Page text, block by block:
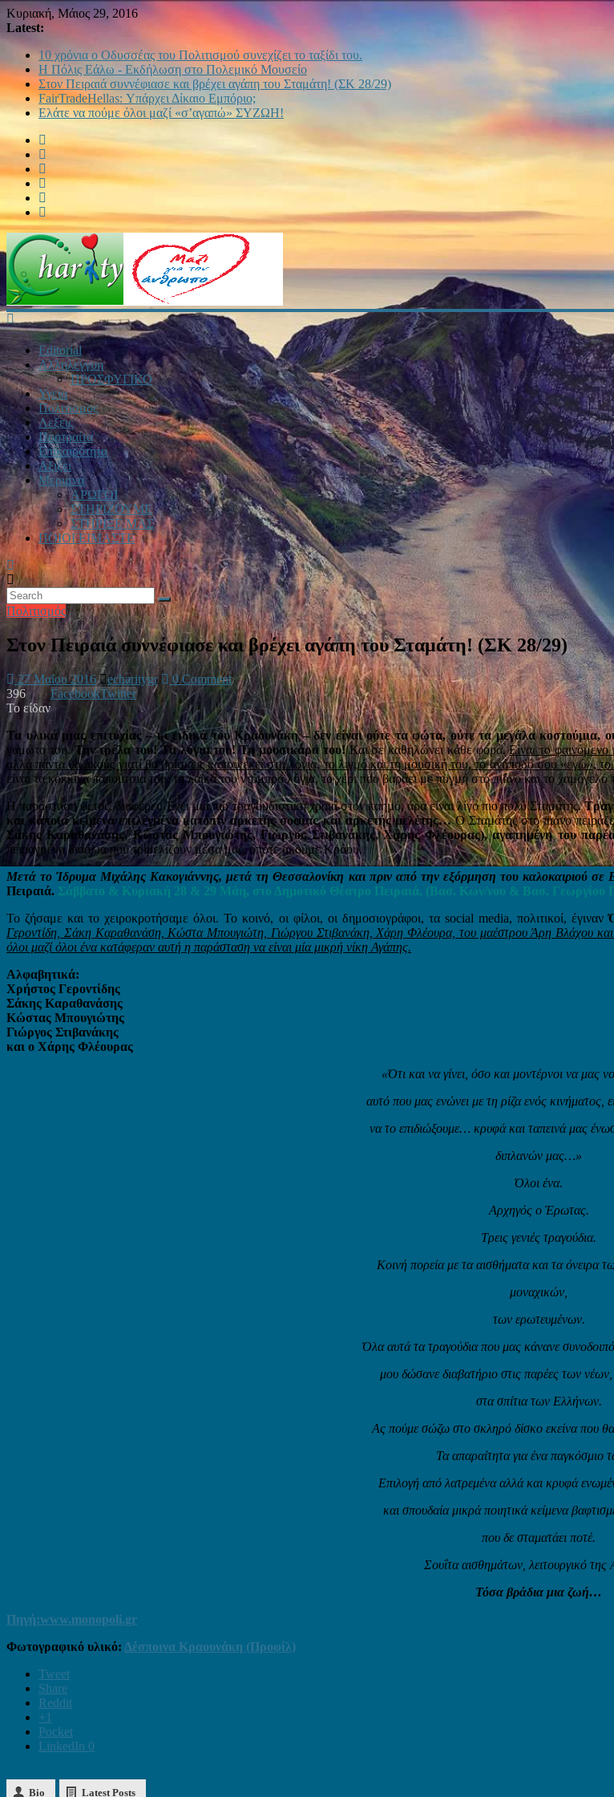
Κυριακή, Μάιος 29, 2016
Latest:
10 χρόνια ο Οδυσσέας του Πολιτισμού συνεχίζει το ταξίδι του.
Η Πόλις Εάλω - Εκδήλωση στο Πολεμικό Μουσείο
Στον Πειραιά συννέφιασε και βρέχει αγάπη του Σταμάτη! (ΣΚ 28/29)
FairTradeHellas: Υπάρχει Δίκαιο Εμπόριο;
Ελάτε να πούμε όλοι μαζί «σ’αγαπώ» ΣΥΖΩΗ!
Editorial
Αλληλεγγυη
ΠΡΟΣΦΥΓΙΚΟ
Υγεία
Πολιτισμος
Λεξεις
Πορτραίτα
Επικαιρότητα
Αξιζει
Μεριμνα
ΑΡΩΓΟΙ
ΣΤΗΡΙΖΟΥΜΕ
ΣΤΗΡΙΞΕ ΜΑΣ
ΠΟΙΟΙ ΕΙΜΑΣΤΕ
Πολιτισμός
Στον Πειραιά συννέφιασε και βρέχει αγάπη του Σταμάτη! (ΣΚ 28/29)
27 Μαΐου 2016 echaritygr
0 Comment
396
Το είδαν
FacebookTwitter
Τα υλικά μιας επιτυχίας – κι ειδικά του Κραουνάκη – δεν είναι ούτε τα φώτα, ούτε τα μεγάλα κοστούμια,
γαμώτο του.Την τρέλα του! Τα λόγια του! Τη μουσικάρα του!Και σε καθηλώνει κάθε φορά.Είναι το
αλλά πάντα θα ακούς γιατί θα βρίσκεις κάπου εκεί στα λόγια, το λιγμό και τη μουσική του, το ανάποδό σου
είναι τα κόκκινα παπούτσια του, τα λαϊκά του ντόμπρα λόγια, το χέρι που βαράει με πυγμή στο πιάνο και το χαμόγελό
Η παράσταση φέτος, διαφέρει. Έχει μια πιο τραγουδιστική χροιά στον καημό, άρα είναι λίγο πιο πολύ Σταμάτης.
και κάποια κείμενα επιλεγμένα κατόπιν αρκετής σοφίας και αρκετής μελέτης…Ο Σταμάτης στο πιάνο
Σάκης Καραθανάσης, Κώστας Μπουγιώτης, Γιώργος Στιβανάκης, Χάρης Φλέουρας), αγαπημένη του
πειραγμένα διαόλια που τριβελίζουν μέσα μας, όποτε ακούμε Κράου.
Μετά το Ίδρυμα Μιχάλης Κακογιάννης, μετά τη Θεσσαλονίκη και πριν από την εξόρμηση του καλοκαιριού σε
Πειραιά. Σάββατο & Κυριακή 28 & 29 Μάη, στο Δημοτικό Θέατρο Πειραιά, (Βασ. Κων/νου & Βασ. Γεωργίου
Το ζήσαμε και το χειροκροτήσαμε όλοι. Το κοινό, οι φίλοι, οι δημοσιογράφοι, τα social media, πολιτικοί, έγιναν
Γεροντίδη, Σάκη Καραθανάση, Κώστα Μπουγιώτη, Γιώργου Στιβανάκη, Χάρη Φλέουρα, του μαέστρου Άρη Βλάχου και
όλοι μαζί όλοι ένα κατάφεραν αυτή η παράσταση να είναι μία μικρή νίκη Αγάπης.
Αλφαβητικά:
Χρήστος Γεροντίδης
Σάκης Καραθανάσης
Κώστας Μπουγιώτης
Γιώργος Στιβανάκης
και ο Χάρης Φλέουρας
«Ότι και να γίνει, όσο και μοντέρνοι να μας
αυτό που μας ενώνει με τη ρίζα ενός κινήματος,
να το επιδιώξουμε… κρυφά και ταπεινά μας
διπλανών μας…»
Όλοι ένα.
Αρχηγός ο Έρωτας.
Τρεις γενιές τραγούδια.
Κοινή πορεία με τα αισθήματα και τα όνειρα
μοναχικών,
των ερωτευμένων.
Όλα αυτά τα τραγούδια που μας κάνανε
μου δώσανε διαβατήριο στις παρέες των νέων,
στα σπίτια των Ελλήνων.
Ας πούμε σώζω στο σκληρό δίσκο εκείνα που θα
Τα απαραίτητα για ένα παγκόσμιο
Επιλογή από λατρεμένα αλλά και κρυφά
και σπουδαία μικρά ποιητικά κείμενα
που δε σταματάει ποτέ.
Σουΐτα αισθημάτων, λειτουργικό της
Τόσα βράδια μια ζωή…
Πηγή:www.monopoli.gr
Φωτογραφικό υλικό: Δέσποινα Κραουνάκη (Προφίλ)
Tweet
Share
Reddit
+1
Pocket
LinkedIn 0
Bio Latest Posts